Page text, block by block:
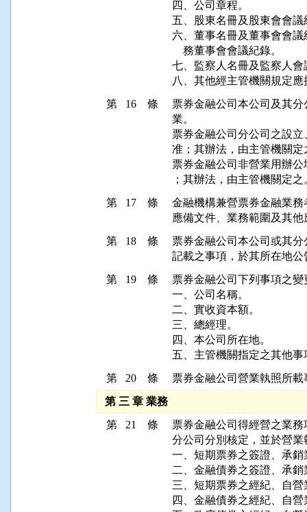
四、公司章程。
五、股東名冊及股東會會議
六、董事名冊及董事會會
    務董事會會議紀錄。
七、監察人名冊及監察人會
八、其他經主管機關規定
第 16 條
票券金融公司本公司及其
業。
票券金融公司分公司之設
准；其辦法，由主管機關定
票券金融公司非營業用辦
；其辦法，由主管機關定之
第 17 條
金融機構兼營票券金融業
應備文件、業務範圍及其
第 18 條
票券金融公司本公司或其
記載之事項，於其所在地公
第 19 條
票券金融公司下列事項之
一、公司名稱。
二、實收資本額。
三、總經理。
四、本公司所在地。
五、主管機關指定之其他事
第 20 條
票券金融公司營業執照所
第 三 章 業務
第 21 條
票券金融公司得經營之業
分公司分別核定，並於營業
一、短期票券之簽證、承銷
二、金融債券之簽證、承銷
三、短期票券之經紀、自營
四、金融債券之經紀、自營